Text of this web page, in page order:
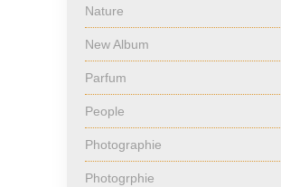
Nature
New Album
Parfum
People
Photographie
Photogrphie